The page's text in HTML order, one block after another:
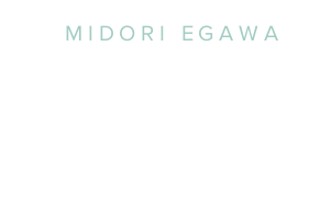
MIDORI EGAWA